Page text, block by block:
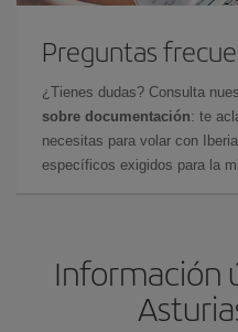
Preguntas
¿Tienes dudas? Consulta
sobre documentación: te
necesitas para volar con
específicos exigidos para la
Información